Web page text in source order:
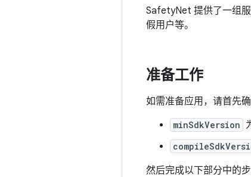
SafetyNet 提供了一组
假用户等。
准备工作
如需准备应用，请首先
minSdkVersion
然后完成以下部分中的步